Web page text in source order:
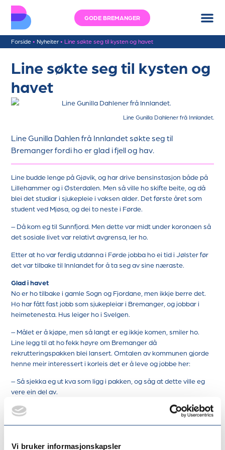
Vi bruker informasjonskapsler
GODE BREMANGER
Forside • Nyheiter • Line søkte seg til kysten og havet
Line søkte seg til kysten og
havet
Line Gunilla Dahlener frå Innlandet.
Line Gunilla Dahlen frå Innlandet søkte seg til
Bremanger fordi ho er glad i fjell og hav.
Line budde lenge på Gjøvik, og har drive bensinstasjon både på
Lillehammer og i Østerdalen. Men så ville ho skifte beite, og då
blei det studiar i sjukepleie i vaksen alder. Det første året som
student ved Mjøsa, og dei to neste i Førde.
– Då kom eg til Sunnfjord. Men dette var midt under koronaen så
det sosiale livet var relativt avgrensa, ler ho.
Etter at ho var ferdig utdanna i Førde jobba ho ei tid i Jølster før
det var tilbake til Innlandet for å ta seg av sine næraste.
Glad i havet
No er ho tilbake i gamle Sogn og Fjordane, men ikkje berre det.
Ho har fått fast jobb som sjukepleiar i Bremanger, og jobbar i
heimetenesta. Hus leiger ho i Svelgen.
– Målet er å kjøpe, men så langt er eg ikkje komen, smiler ho.
Line legg til at ho fekk høyre om Bremanger då
rekrutteringspakken blei lansert. Omtalen av kommunen gjorde
henne meir interessert i korleis det er å leve og jobbe her:
– Så sjekka eg ut kva som ligg i pakken, og såg at dette ville eg
vere ein del av.
Blir nokre fjelltoppar
Men så er det Hornelen, og Keipen og alle dei andre fjelltoppane.